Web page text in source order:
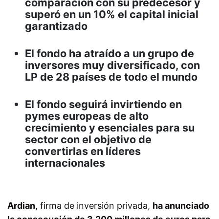
superó en un 10% el capital inicial
garantizado
El fondo ha atraído a un grupo de
inversores muy diversificado, con
LP de 28 países de todo el mundo
El fondo seguirá invirtiendo en
pymes europeas de alto
crecimiento y esenciales para su
sector con el objetivo de
convertirlas en líderes
internacionales
Ardian, firma de inversión privada, ha anunciado